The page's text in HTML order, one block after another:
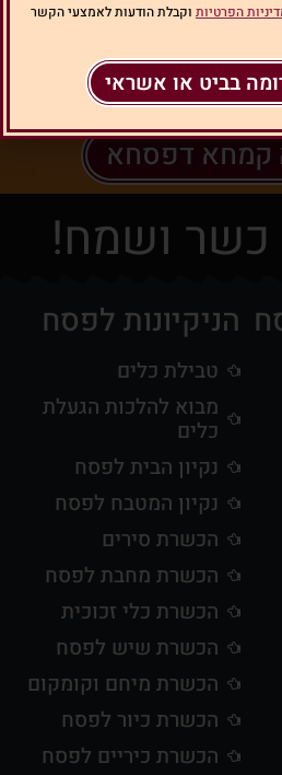
קמחא דפסחא
ושמח!
הניקיונות לפסח
טבילת כלים
מבוא להלכות הגעלת
כלים
נקיון הבית לפסח
נקיון המטבח לפסח
הכשרת סירים
הכשרת מחבת לפסח
הכשרת כלי זכוכית
הכשרת שיש לפסח
הכשרת מיחם וקומקום
הכשרת כיור לפסח
הכשרת כיריים לפסח
הפרטיות וקבלת הודעות לאמצעי הקשר
בביט או אשראי